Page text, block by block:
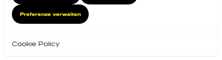
Preferenze verwalten
Cookie Policy